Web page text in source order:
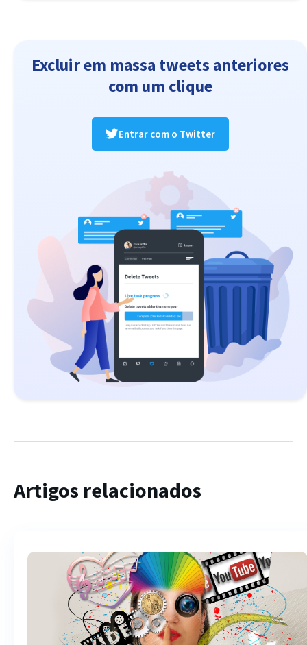
Excluir em massa tweets anteriores
com um clique
Entrar com o Twitter
Artigos relacionados